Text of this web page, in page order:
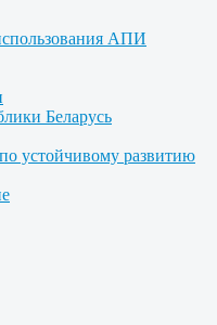
АПИ
Беларусь
устойчивому развитию